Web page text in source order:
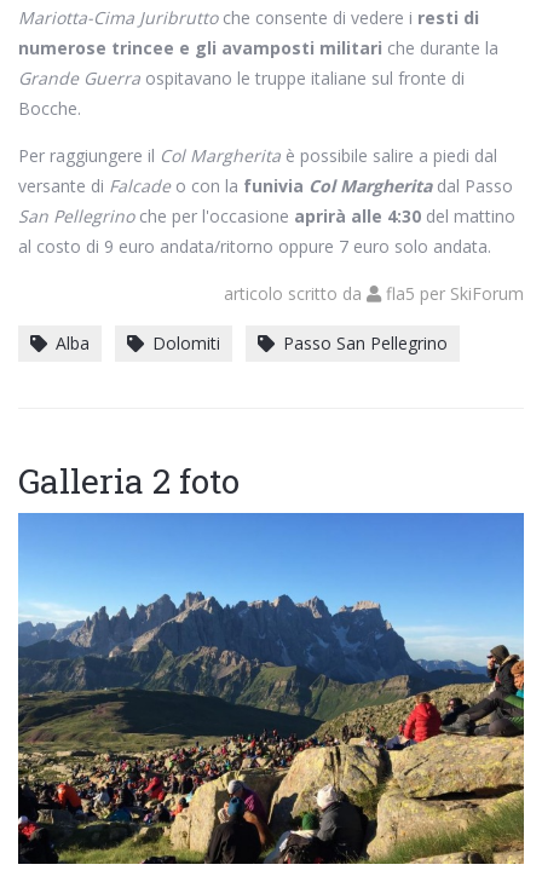
Mariotta-Cima Juribrutto che consente di vedere i resti di
numerose trincee e gli avamposti militari che durante la
Grande Guerra ospitavano le truppe italiane sul fronte di
Bocche.
Per raggiungere il Col Margherita è possibile salire a piedi dal
versante di Falcadeo con la funivia Col Margherita dal Passo
San Pellegrino che per l'occasione aprirà alle 4:30 del mattino
al costo di 9 euro andata/ritorno oppure 7 euro solo andata.
articolo scritto da fla5 per SkiForum
Alba Dolomiti Passo San Pellegrino
Galleria 2 foto